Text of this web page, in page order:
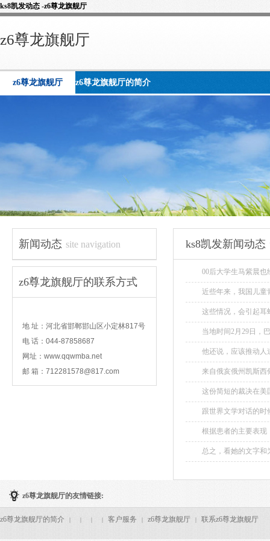
ks8凯发动态 -z6尊龙旗舰厅
z6尊龙旗舰厅
z6尊龙旗舰厅 z6尊龙旗舰厅的简介
新闻动态 site navigation
z6尊龙旗舰厅的联系方式
地 址：河北省邯郸邯山区小定林817号
电 话：044-87858687
网址：www.qqwmba.net
邮 箱： 712281578@817.com
ks8凯发新闻动态
00后大学生马紫晨
一种乐观的表达方式
近些年来，我国儿童
这些情况，会引起耳
当地时间2月29日，
他还说，应该推动人
来自俄亥俄州凯斯西
案中未提及的一些宪
这份简短的裁决在美
卷入党派政治的统一
跟世界文学对话的
性。...
根据患者的主要表现
张力弛缓缺失，导致
踢等动作。...
总之，看她的文字和
平原生长出的一株植
z6尊龙旗舰厅的友情链接:
z6尊龙旗舰厅的简介 | | | | 客户服务 | z6尊龙旗舰厅 | 联系z6尊龙旗舰厅